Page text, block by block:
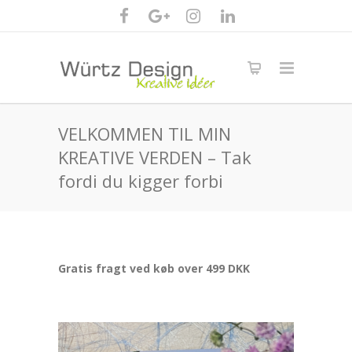
VELKOMMEN TIL MIN
KREATIVE VERDEN – Tak
fordi du kigger forbi
Gratis fragt ved køb over 499 DKK